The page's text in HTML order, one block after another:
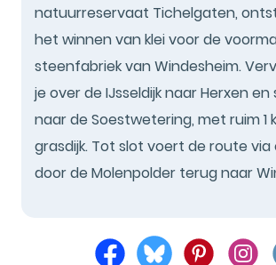
natuurreservaat Tichelgaten,
het winnen van klei voor de
steenfabriek van Windesheim.
je over de IJsseldijk naar Herxen
naar de Soestwetering, met ruim 1
grasdijk. Tot slot voert de route
door de Molenpolder terug naar